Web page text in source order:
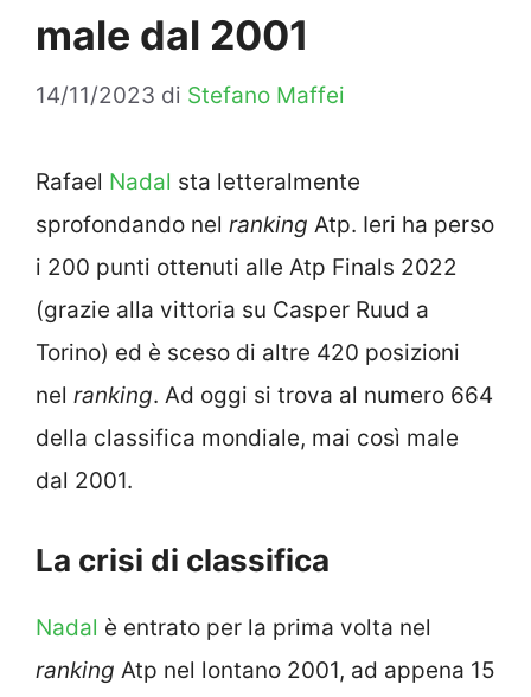
male dal 2001
14/11/2023 di Stefano Maffei
Rafael Nadal sta letteralmente
sprofondando nel ranking Atp. Ieri ha perso
i 200 punti ottenuti alle Atp Finals 2022
(grazie alla vittoria su Casper Ruud a
Torino) ed è sceso di altre 420 posizioni
nel ranking. Ad oggi si trova al numero 664
della classifica mondiale, mai così male
dal 2001.
La crisi di classifica
Nadal è entrato per la prima volta nel
ranking Atp nel lontano 2001, ad appena 15